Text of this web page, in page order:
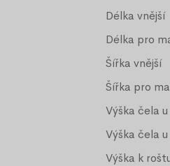
Délka vnější
Délka pro
Šířka vnější
Šířka pro
Výška čela
Výška čela
Výška k